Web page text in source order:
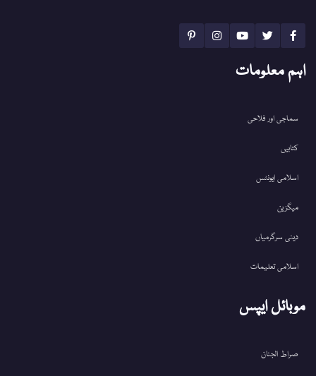
اہم معلومات
سماجی اور فلاحی
کتابیں
اسلامی ایونٹس
میگزین
دینی سرگرمیاں
اسلامی تعلیمات
موبائل ایپس
صراط الجنان